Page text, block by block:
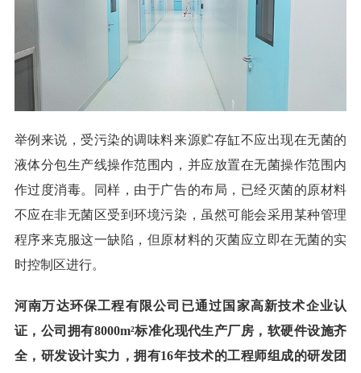
举例来说，受污染的调味料来源贮存缸不应出现在无菌的
液体分包生产线操作范围内，并应放置在无菌操作范围内
作过度消毒。同样，由于广告的布局，已经灭菌的原材料
不应在非无菌区受到环境污染，虽然可能会采用某种管理
程序来克服这一缺陷，但原材料的灭菌应立即在无菌的实
时控制区进行。
河南万达环保工程有限公司已通过国家高新技术企业认
证，公司拥有8000m²标准化现代生产厂房，软硬件设施齐
全，研发设计实力，拥有16年技术的工程师组成的研发团